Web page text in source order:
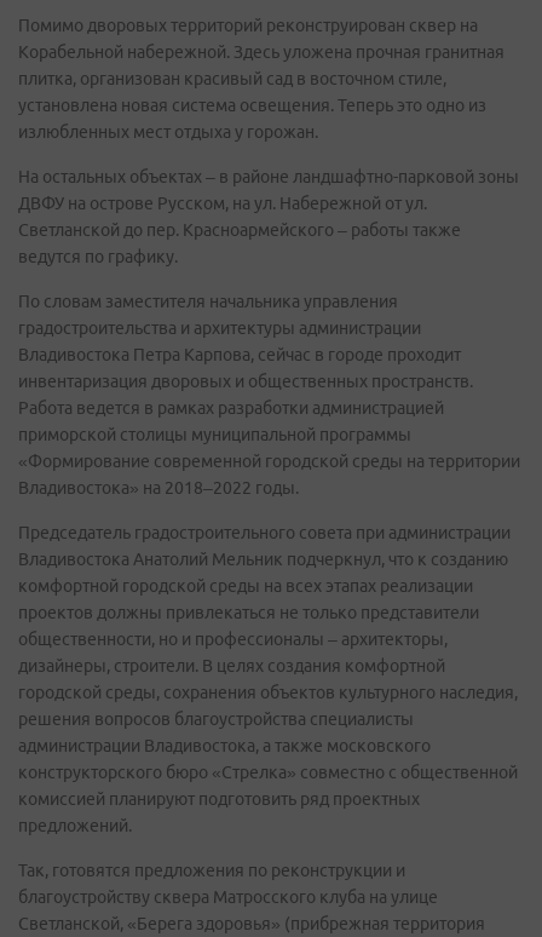
Помимо дворовых территорий реконструирован сквер на
Корабельной набережной. Здесь уложена прочная гранитная
плитка, организован красивый сад в восточном стиле,
установлена новая система освещения. Теперь это одно из
излюбленных мест отдыха у горожан.
На остальных объектах – в районе ландшафтно-парковой зоны
ДВФУ на острове Русском, на ул. Набережной от ул.
Светланской до пер. Красноармейского – работы также
ведутся по графику.
По словам заместителя начальника управления
градостроительства и архитектуры администрации
Владивостока Петра Карпова, сейчас в городе проходит
инвентаризация дворовых и общественных пространств.
Работа ведется в рамках разработки администрацией
приморской столицы муниципальной программы
«Формирование современной городской среды на территории
Владивостока» на 2018–2022 годы.
Председатель градостроительного совета при администрации
Владивостока Анатолий Мельник подчеркнул, что к созданию
комфортной городской среды на всех этапах реализации
проектов должны привлекаться не только представители
общественности, но и профессионалы – архитекторы,
дизайнеры, строители. В целях создания комфортной
городской среды, сохранения объектов культурного наследия,
решения вопросов благоустройства специалисты
администрации Владивостока, а также московского
конструкторского бюро «Стрелка» совместно с общественной
комиссией планируют подготовить ряд проектных
предложений.
Так, готовятся предложения по реконструкции и
благоустройству сквера Матросского клуба на улице
Светланской, «Берега здоровья» (прибрежная территория